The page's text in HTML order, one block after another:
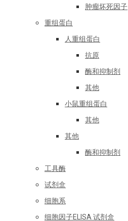
肿瘤坏死因子
重组蛋白
人重组蛋白
抗原
酶和抑制剂
其他
小鼠重组蛋白
其他
其他
酶和抑制剂
工具酶
试剂盒
细胞系
细胞因子ELISA 试剂盒